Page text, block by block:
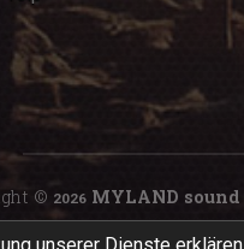
© 2026 MYLAND